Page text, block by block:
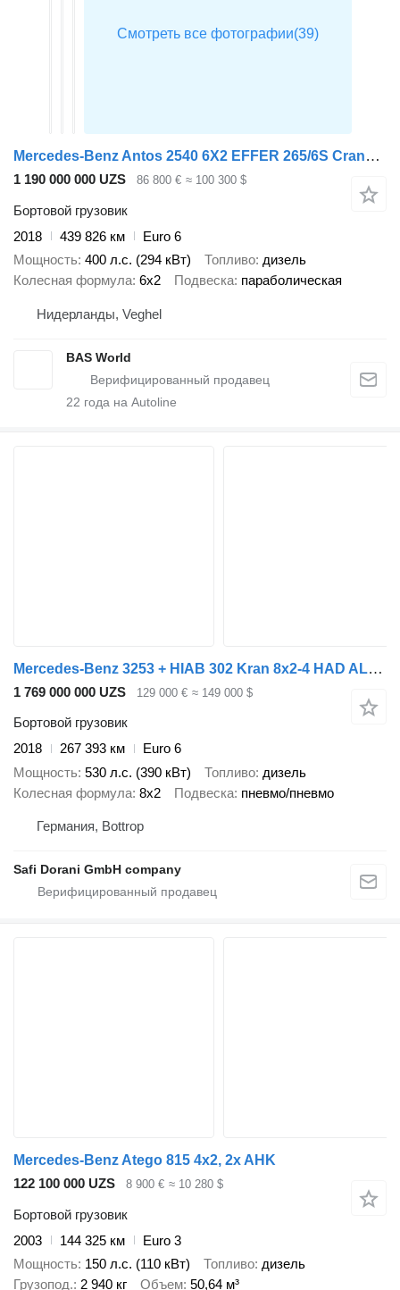
Mercedes-Benz Antos 2540 6X2 EFFER 265/6S Crane Kran Remote Lift+Steering Axle
1 190 000 000 UZS 86 800 € ≈ 100 300 $
Бортовой грузовик
2018
439 826 км
Euro 6
Мощность 400 л.с. (294 кВт) Топливо дизель
Колесная формула 6x2 Подвеска параболическая
Нидерланды, Veghel
BAS World
22 года на Autoline
Mercedes-Benz 3253 + HIAB 302 Kran 8x2-4 HAD ALLRAD
1 769 000 000 UZS 129 000 € ≈ 149 000 $
Бортовой грузовик
2018
267 393 км
Euro 6
Мощность 530 л.с. (390 кВт) Топливо дизель
Колесная формула 8x2 Подвеска пневмо/пневмо
Германия, Bottrop
Safi Dorani GmbH company
Mercedes-Benz Atego 815 4x2, 2x AHK
122 100 000 UZS
8 900 € ≈ 10 280 $
Бортовой грузовик
2003
144 325 км
Euro 3
Мощность 150 л.с. (110 кВт) Топливо дизель
Грузопод. 2 940 кг Объем 50,64 м³